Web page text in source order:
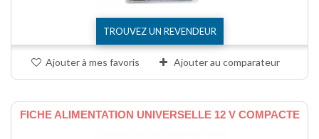
TROUVEZ UN REVENDEUR
Ajouter à mes favoris Ajouter au comparateur
FICHE ALIMENTATION UNIVERSELLE 12 V COMPACTE